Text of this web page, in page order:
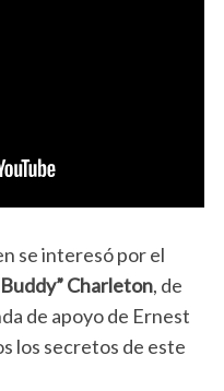
se interesó por el
Charleton, de
de apoyo de Ernest
los secretos de este